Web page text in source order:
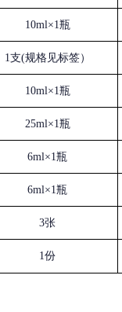
10ml×1瓶
1支(规格见标签）
10ml×1瓶
25ml×1瓶
6ml×1瓶
6ml×1瓶
3张
1份